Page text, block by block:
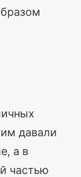
давали
а в
частью